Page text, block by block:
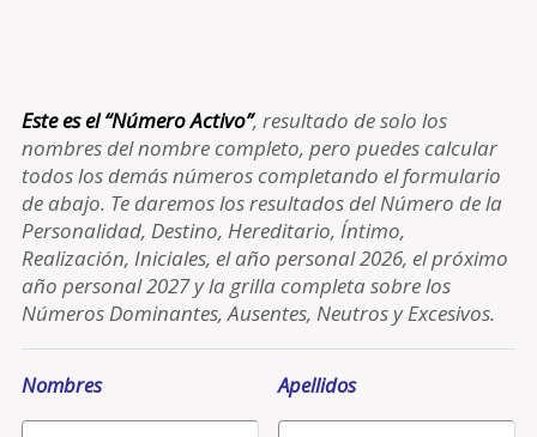
Este es el “Número Activo”, resultado de solo los
nombres del nombre completo, pero puedes calcular
todos los demás números completando el formulario
de abajo. Te daremos los resultados del Número de la
Personalidad, Destino, Hereditario, Íntimo,
Realización, Iniciales, el año personal 2026, el próximo
año personal 2027 y la grilla completa sobre los
Números Dominantes, Ausentes, Neutros y Excesivos.
Nombres Apellidos